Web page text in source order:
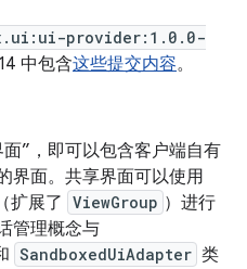
provider:1.0.0-
中包含这些提交内容。
”，即可以包含客户端自有
界面。共享界面可以使用
（扩展了 ViewGroup ）进行
管理概念与
SandboxedUiAdapter 类